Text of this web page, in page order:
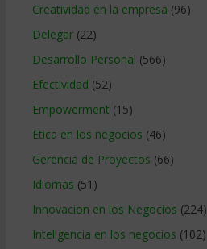
Creatividad en la empresa (96)
Delegar(22)
Desarrollo Personal (566)
Efectividad (52)
Empowerment (15)
Etica en los negocios (46)
Gerencia de Proyectos (66)
Idiomas (51)
Innovacion en los Negocios (224)
Inteligencia en los negocios (102)